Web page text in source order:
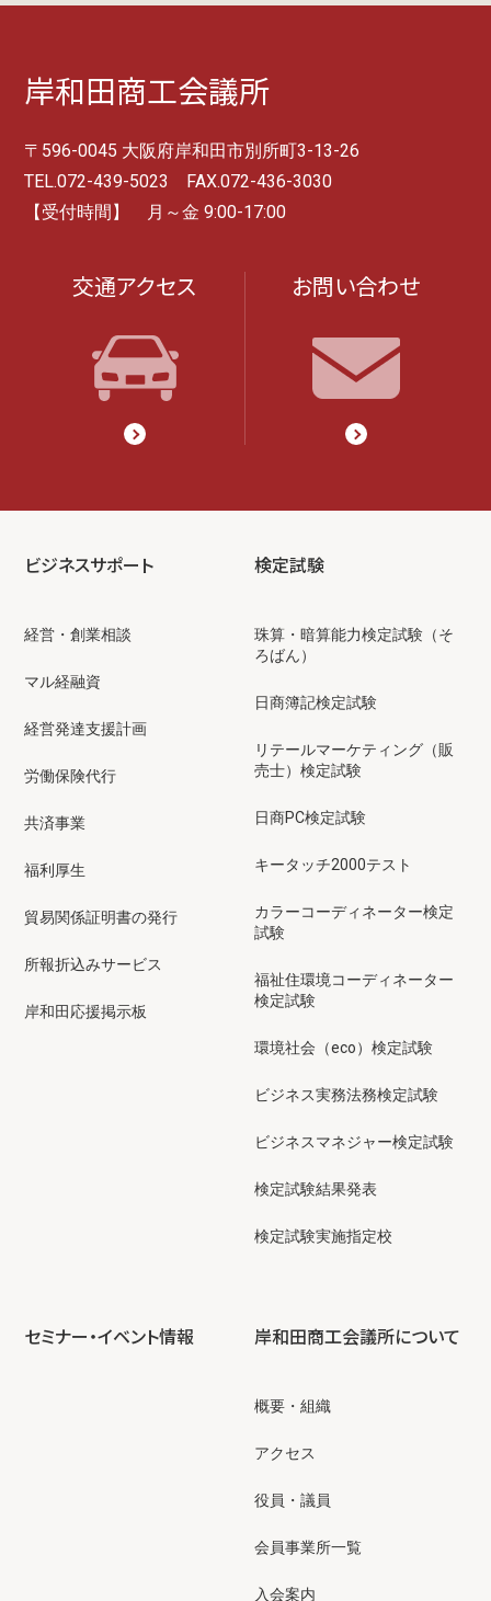
岸和田商工会議所
〒596-0045 大阪府岸和田市別所町3-13-26
TEL.072-439-5023 FAX.072-436-3030
【受付時間】 月～金 9:00-17:00
交通アクセス お問い合わせ
ビジネスサポート
経営・創業相談
マル経融資
経営発達支援計画
労働保険代行
共済事業
福利厚生
貿易関係証明書の発行
所報折込みサービス
岸和田応援掲示板
検定試験
珠算・暗算能力検定試験（そ
ろばん）
日商簿記検定試験
リテールマーケティング（販
売士）検定試験
日商PC検定試験
キータッチ2000テスト
カラーコーディネーター検定
試験
福祉住環境コーディネーター
検定試験
環境社会（eco）検定試験
ビジネス実務法務検定試験
ビジネスマネジャー検定試験
検定試験結果発表
検定試験実施指定校
セミナー・イベント情報 岸和田商工会議所について
概要・組織
アクセス
役員・議員
会員事業所一覧
入会案内